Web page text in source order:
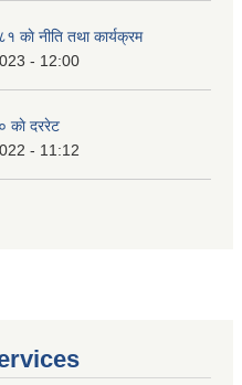
नीति तथा कार्यक्रम
- 12:00
काे दररेट
- 11:12